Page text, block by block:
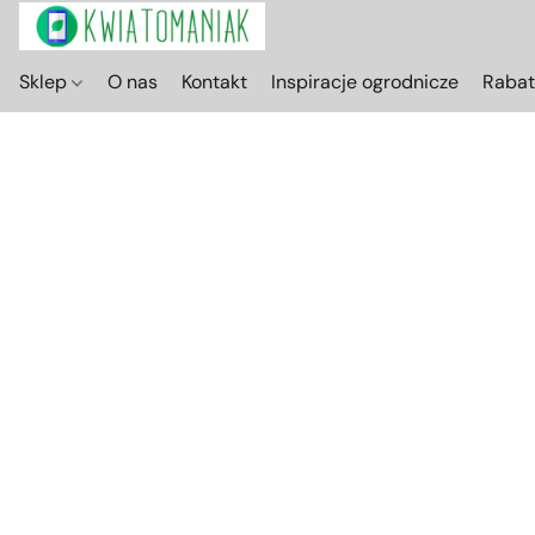
Sklep O nas Kontakt Inspiracje ogrodnicze